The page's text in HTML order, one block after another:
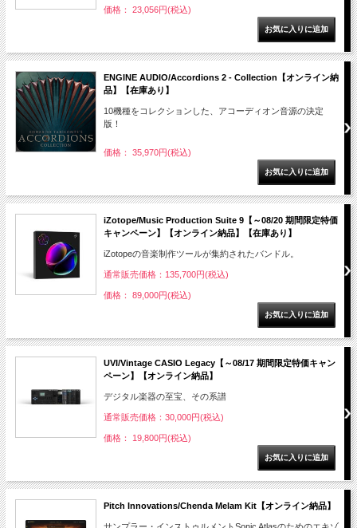
価格： 23,056円(税込)
ENGINE AUDIO/Accordions 2 - Collection【オンライン納
品】【在庫あり】
10機種をコレクションした、アコーディオン音源の決定
版！
価格： 35,970円(税込)
iZotope/Music Production Suite 9【～08/20 期間限定特価
キャンペーン】【オンライン納品】【在庫あり】
iZotopeの音楽制作ツールが集約されたバンドル。
通常販売価格：135,700円(税込)
価格： 89,000円(税込)
UVI/Vintage CASIO Legacy【～08/17 期間限定特価キャン
ペーン】【オンライン納品】
デジタル楽器の至宝、その系譜
通常販売価格：30,000円(税込)
価格： 19,800円(税込)
Pitch Innovations/Chenda Melam Kit【オンライン納品】